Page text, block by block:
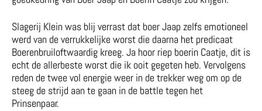
Slagerij Klein was blij verrast dat boer Jaap zelfs emotioneel
werd van de verrukkelijke worst die daarna het predicaat
Boerenbruiloftwaardig kreeg. Ja hoor riep boerin Caatje, dit is
echt de allerbeste worst die ik ooit gegeten heb. Vervolgens
reden de twee vol energie weer in de trekker weg om op de
steeg de strijd aan te gaan in de battle tegen het
Prinsenpaar.